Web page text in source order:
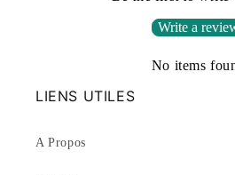
Write a
No items
LIENS UTILES
A Propos